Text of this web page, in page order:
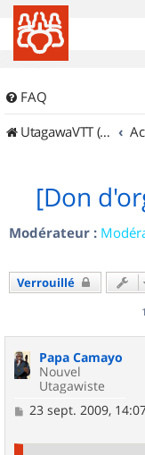
FAQ
UtagawaVTT (Randos VTT et VTTAE avec traces GPS)
[Don
Modérateur :
Verrouillé
Papa Camayo
Nouvel
Utagawiste
M
23 sept. 2009,